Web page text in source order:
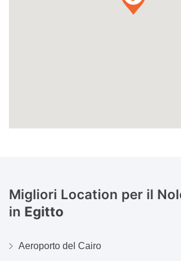
Migliori Location per il
in Egitto
Aeroporto del Cairo